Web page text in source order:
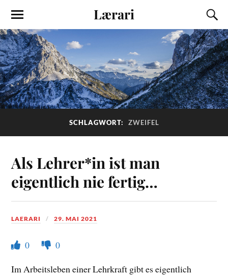
Lærari
SCHLAGWORT: ZWEIFEL
Als Lehrer*in ist man
eigentlich nie fertig…
LAERARI 29. MAI 2021
0
0
Im Arbeitsleben einer Lehrkraft gibt es eigentlich